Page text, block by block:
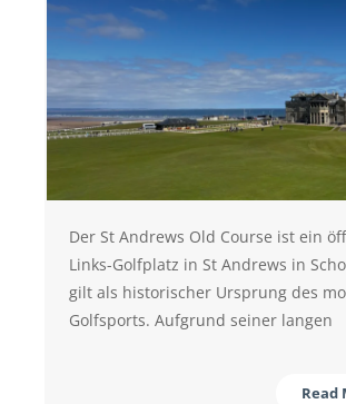
Der St Andrews Old Course ist ein
Links-Golfplatz in St Andrews in
gilt als historischer Ursprung des
Golfsports. Aufgrund seiner langen
Read